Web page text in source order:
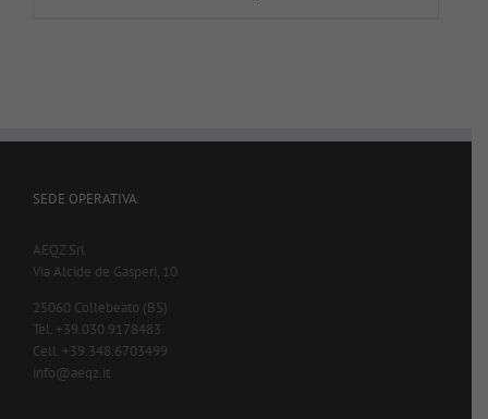
SEDE OPERATIVA
AEQZ Srl
Via Alcide de Gasperi, 10
25060 Collebeato (BS)
Tel. +39.030.9178483
Cell. +39.348.6703499
info@aeqz.it